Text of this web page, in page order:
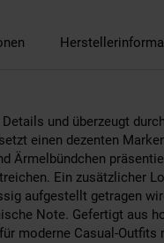
und überzeugt
einen dezenten
Ärmelbündchen
Ein zusätzlicher
aufgestellt getragen
Note. Gefertigt aus
moderne Casual-Outfits